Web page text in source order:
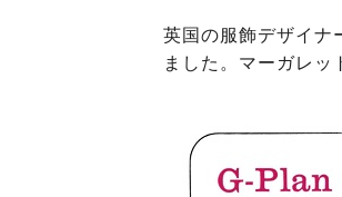
英国の服飾デザイナ
ました。マーガレッ